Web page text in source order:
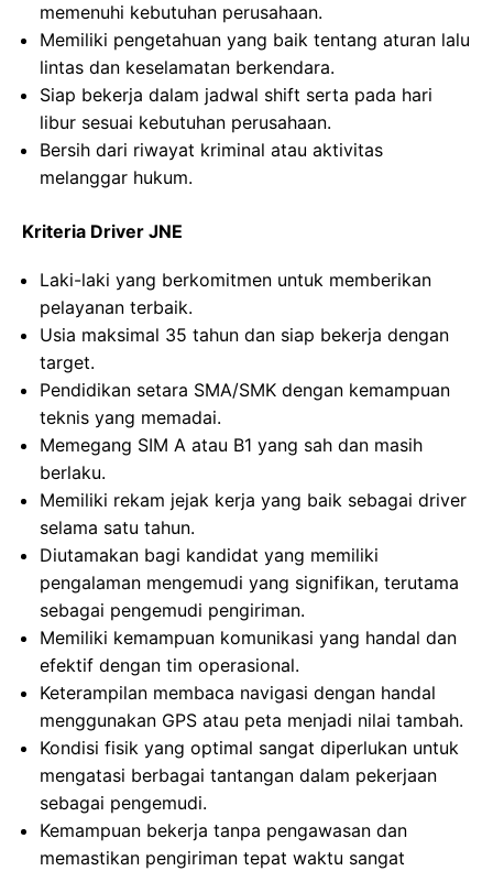
memenuhi kebutuhan perusahaan.
Memiliki pengetahuan yang baik tentang aturan lalu
lintas dan keselamatan berkendara.
Siap bekerja dalam jadwal shift serta pada hari
libur sesuai kebutuhan perusahaan.
Bersih dari riwayat kriminal atau aktivitas
melanggar hukum.
Kriteria Driver JNE
Laki-laki yang berkomitmen untuk memberikan
pelayanan terbaik.
Usia maksimal 35 tahun dan siap bekerja dengan
target.
Pendidikan setara SMA/SMK dengan kemampuan
teknis yang memadai.
Memegang SIM A atau B1 yang sah dan masih
berlaku.
Memiliki rekam jejak kerja yang baik sebagai driver
selama satu tahun.
Diutamakan bagi kandidat yang memiliki
pengalaman mengemudi yang signifikan, terutama
sebagai pengemudi pengiriman.
Memiliki kemampuan komunikasi yang handal dan
efektif dengan tim operasional.
Keterampilan membaca navigasi dengan handal
menggunakan GPS atau peta menjadi nilai tambah.
Kondisi fisik yang optimal sangat diperlukan untuk
mengatasi berbagai tantangan dalam pekerjaan
sebagai pengemudi.
Kemampuan bekerja tanpa pengawasan dan
memastikan pengiriman tepat waktu sangat